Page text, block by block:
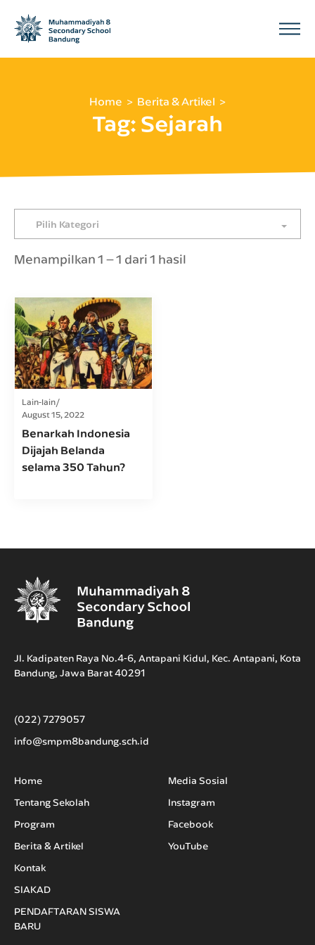
Home Berita & Artikel
Tag:Sejarah
Pilih Kategori
Menampilkan 1 – 1 dari 1 hasil
Lain-lain
August 15, 2022
Benarkah Indonesia
Dijajah Belanda
selama 350 Tahun?
Jl. Kadipaten Raya No.4-6, Antapani Kidul, Kec. Antapani, Kota
Bandung, Jawa Barat 40291
(022) 7279057
info@smpm8bandung.sch.id
Home
Tentang Sekolah
Program
Berita & Artikel
Kontak
SIAKAD
PENDAFTARAN SISWA
BARU
Media Sosial
Instagram
Facebook
YouTube